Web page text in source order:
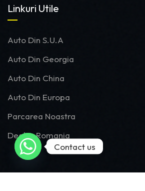
Linkuri Utile
Auto Din S.U.A
Auto Din Georgia
Auto Din China
Auto Din Europa
Parcarea Noastra
Dealer Romania
Contact us